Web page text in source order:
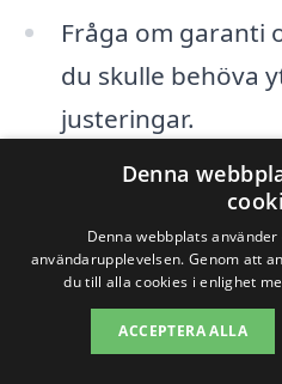
Fråga om garanti
du skulle behöva
justeringar.
Att välja rätt
att uppnå det resultat
att fokusera på
kan du hitta ett brett
Denna
Denna webbplats
användarupplevelsen. Genom att
du till alla cookies i enlighet
ACCEPTERA ALLA